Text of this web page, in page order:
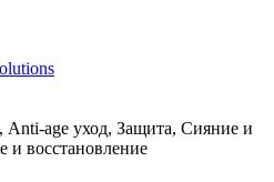
Anti-age уход, Защита, Сияние и
и восстановление